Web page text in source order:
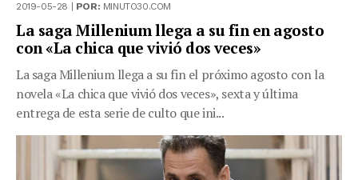
2019-05-28 | POR: MINUTO30.COM
La saga Millenium llega a su fin en agosto
con «La chica que vivió dos veces»
La saga Millenium llega a su fin el próximo agosto con la
novela «La chica que vivió dos veces», sexta y última
entrega de esta serie de culto que ini...